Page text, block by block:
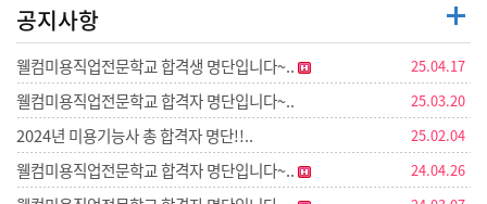
공지사항
웰컴미용직업전문학교 합격생 명단입니다~.. 25.04.17
웰컴미용직업전문학교 합격자 명단입니다~.. 25.03.20
2024년 미용기능사 총 합격자 명단!!.. 25.02.04
웰컴미용직업전문학교 합격자 명단입니다~.. 24.04.26